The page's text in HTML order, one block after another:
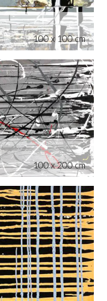
100 x 100 cm
100 x 200 cm